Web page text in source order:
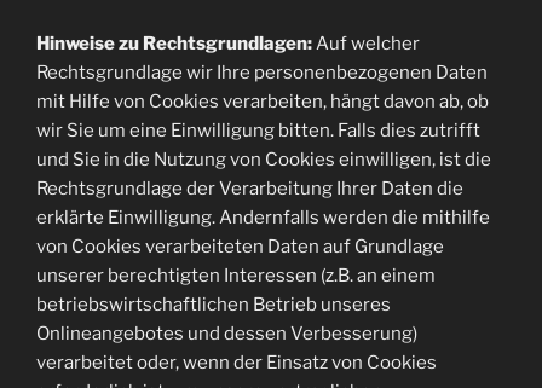
Hinweise zu Rechtsgrundlagen:Auf welcher
Rechtsgrundlage wir Ihre personenbezogenen Daten
mit Hilfe von Cookies verarbeiten, hängt davon ab, ob
wir Sie um eine Einwilligung bitten. Falls dies zutrifft
und Sie in die Nutzung von Cookies einwilligen, ist die
Rechtsgrundlage der Verarbeitung Ihrer Daten die
erklärte Einwilligung. Andernfalls werden die mithilfe
von Cookies verarbeiteten Daten auf Grundlage
unserer berechtigten Interessen (z.B. an einem
betriebswirtschaftlichen Betrieb unseres
Onlineangebotes und dessen Verbesserung)
verarbeitet oder, wenn der Einsatz von Cookies